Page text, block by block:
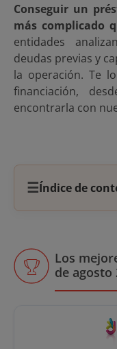
Conseguir un
más complicado
entidades
deudas previas y
la operación. Te
financiación,
encontrarla con
☰Índice de
Los
de agosto